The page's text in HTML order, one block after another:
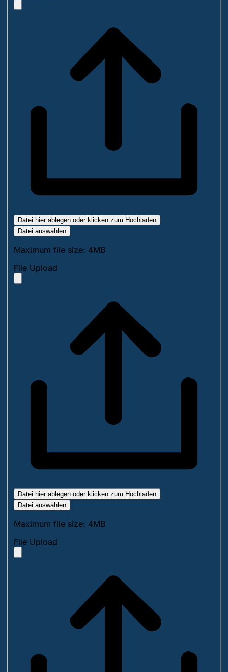
Datei hier ablegen oder klicken zum Hochladen
Datei auswählen
Maximum file size: 4MB
File Upload
Datei hier ablegen oder klicken zum Hochladen
Datei auswählen
Maximum file size: 4MB
File Upload